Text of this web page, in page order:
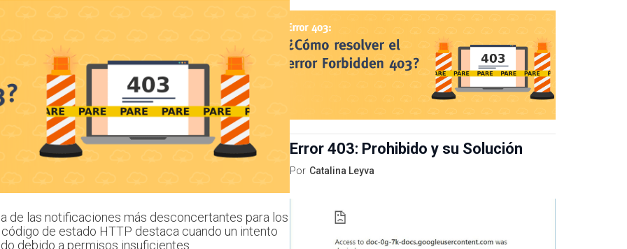
de las notificaciones más desconcertantes para los
de estado HTTP destaca cuando un intento
debido a permisos insuficientes.
Error 403: Prohibido y su Solución
Por Catalina Leyva